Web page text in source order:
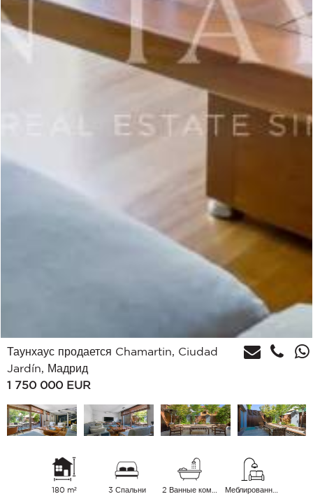
Таунхаус продается Chamartin, Ciudad
Jardín, Мадрид
1 750 000 EUR
180 m² 3 Спальни Меблированный